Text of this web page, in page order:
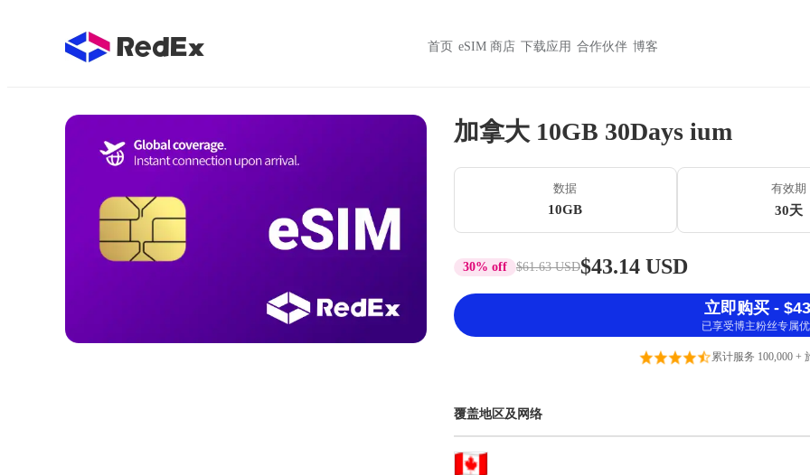
首页 eSIM 商店 下载应用 合作伙伴 博客
加拿大 10GB 30Days ium
数据
10GB
有效期
30天
30% off $61.63 USD$43.14 USD
立即购买 -
已享受博主粉丝专属
累计服务 100,000 +
覆盖地区及网络